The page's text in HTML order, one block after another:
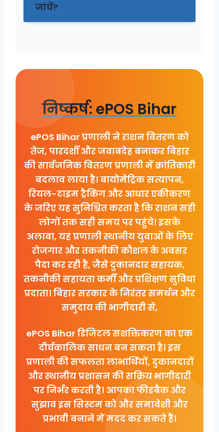
जांचें?
निष्कर्ष: ePOS Bihar
ePOS Bihar प्रणाली ने राशन वितरण को
तेज, पारदर्शी और जवाबदेह बनाकर बिहार
की सार्वजनिक वितरण प्रणाली में क्रांतिकारी
बदलाव लाया है। बायोमेट्रिक सत्यापन,
रियल-टाइम ट्रैकिंग और आधार एकीकरण
के जरिए यह सुनिश्चित करता है कि राशन सही
लोगों तक सही समय पर पहुंचे। इसके
अलावा, यह प्रणाली स्थानीय युवाओं के लिए
रोजगार और तकनीकी कौशल के अवसर
पैदा कर रही है, जैसे दुकानदार सहायक,
तकनीकी सहायता कर्मी और प्रशिक्षण सुविधा
प्रदाता। बिहार सरकार के निरंतर समर्थन और
समुदाय की भागीदारी से,
ePOS Bihar डिजिटल सशक्तिकरण का एक
दीर्घकालिक साधन बन सकता है। इस
प्रणाली की सफलता लाभार्थियों, दुकानदारों
और स्थानीय प्रशासन की सक्रिय भागीदारी
पर निर्भर करती है। आपका फीडबैक और
सुझाव इस सिस्टम को और समावेशी और
प्रभावी बनाने में मदद कर सकते हैं।